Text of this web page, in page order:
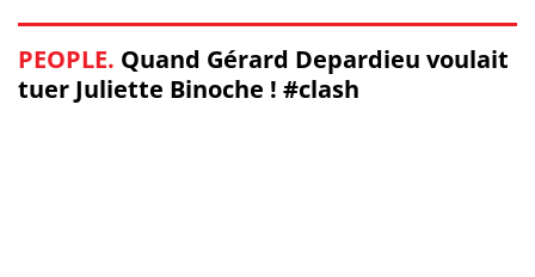
PEOPLE. Quand Gérard Depardieu voulait
tuer Juliette Binoche ! #clash